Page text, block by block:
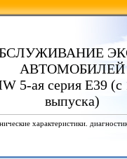
АВТОМОБИЛЕЙ
5-ая серия E39 (с
выпуска)
характеристики.